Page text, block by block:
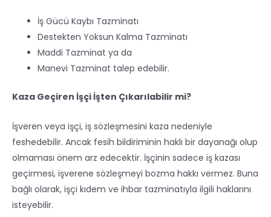
İş Gücü Kaybı Tazminatı
Destekten Yoksun Kalma Tazminatı
Maddi Tazminat ya da
Manevi Tazminat talep edebilir.
Kaza Geçiren İşçi İşten Çıkarılabilir mi?
İşveren veya işçi, iş sözleşmesini kaza nedeniyle
feshedebilir. Ancak fesih bildiriminin haklı bir dayanağı olup
olmaması önem arz edecektir. İşçinin sadece iş kazası
geçirmesi, işverene sözleşmeyi bozma hakkı vermez. Buna
bağlı olarak, işçi kıdem ve ihbar tazminatıyla ilgili haklarını
isteyebilir.